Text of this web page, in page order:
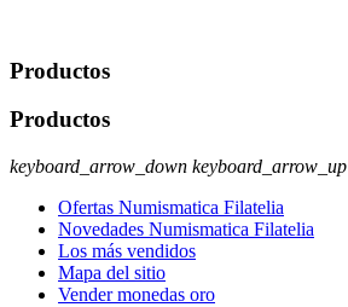
Productos
Productos
keyboard_arrow_down keyboard_arrow_up
Ofertas Numismatica Filatelia
Novedades Numismatica Filatelia
Los más vendidos
Mapa del sitio
Vender monedas oro